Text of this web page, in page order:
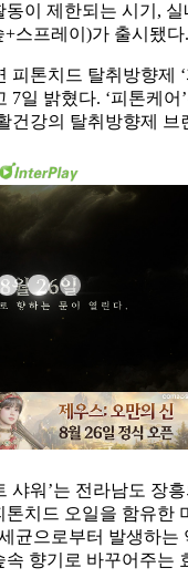
동이 제한되는 시기,
+스프레이)가 출시됐다.
피톤치드 탈취방향제
7일 밝혔다. ‘피톤케어
건강의 탈취방향제 브
샤워’는 전라남도 장
치드 오일을 함유한
균으로부터 발생하는
속 향기로 바꾸어주는